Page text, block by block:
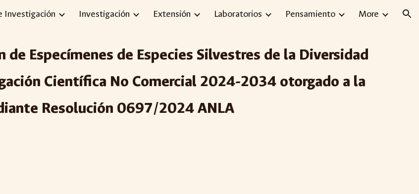
content Skip to navigation
Investigación Investigación Extensión Laboratorios Pensamiento More
de Especímenes de Especies Silvestres de la Diversidad
Científica No Comercial 2024-2034 otorgado a la
Resolución 0697/2024 ANLA